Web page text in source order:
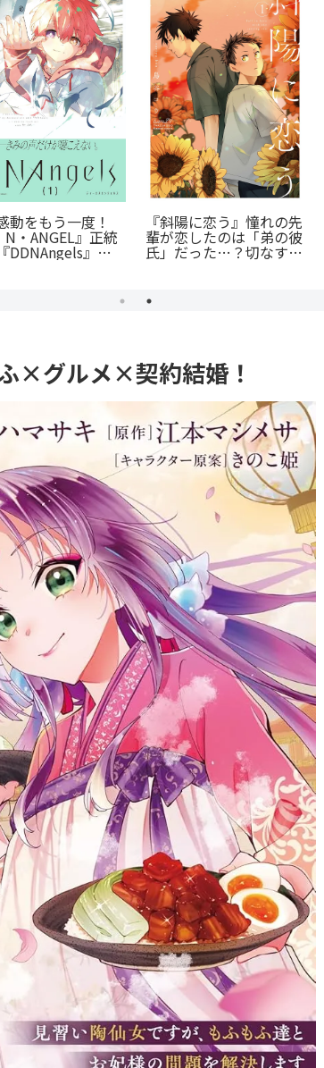
もる『ふつうの女
レビュー。母とし
藤と、娘の成長に
まらない
『捕虜英雄』完全解説！
最底辺から駆け上がる至
高のカタルシス
×グルメ×契約結婚！